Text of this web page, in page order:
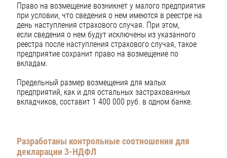
Право на возмещение возникнет у малого предприятия
при условии, что сведения о нем имеются в реестре на
день наступления страхового случая. При этом,
если сведения о нем будут исключены из указанного
реестра после наступления страхового случая, такое
предприятие сохранит право на возмещение по
вкладам.
Предельный размер возмещения для малых
предприятий, как и для остальных застрахованных
вкладчиков, составит 1 400 000 руб. в одном банке.
Разработаны контрольные соотношения для
декларации 3-НДФЛ